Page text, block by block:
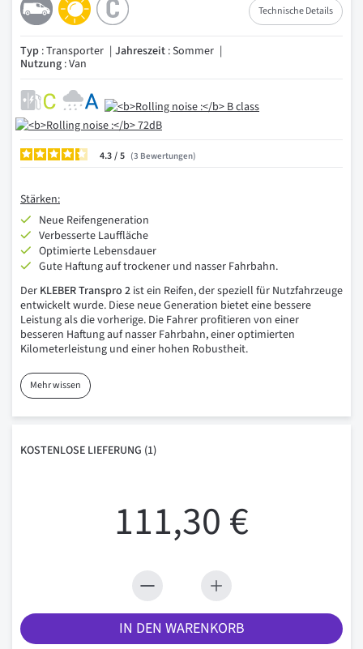
Technische Details
Typ : Transporter Jahreszeit : Sommer
Nutzung : Van
4.3/ 3 Bewertungen
Stärken:
Neue Reifengeneration
Verbesserte Lauffläche
Optimierte Lebensdauer
Gute Haftung auf trockener und nasser Fahrbahn.
Der KLEBER Transpro 2 ist ein Reifen, der speziell für Nutzfahrzeuge
entwickelt wurde. Diese neue Generation bietet eine bessere
Leistung als die vorherige. Die Fahrer profitieren von einer
besseren Haftung auf nasser Fahrbahn, einer optimierten
Kilometerleistung und einer hohen Robustheit.
Mehr wissen
KOSTENLOSE LIEFERUNG (1)
111,30 €
IN DEN WARENKORB